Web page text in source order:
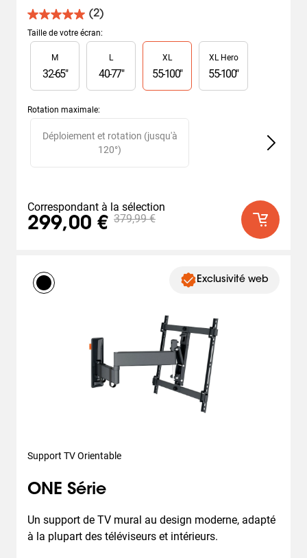
(2)
5.0
sur
5
étoiles.
avis
Taille de votre écran:
Slide 1 of 4
M
32-65"
L
40-77"
XL
55-100"
XL Hero
55-100"
Rotation maximale:
Slide 1 of 2
Déploiement et rotation (jusqu'à
120°)
Correspondant à la sélection
299,00 € 379,99 €
Exclusivité web
Support TV Orientable
ONE Série
Un support de TV mural au design moderne, adapté
à la plupart des téléviseurs et intérieurs.